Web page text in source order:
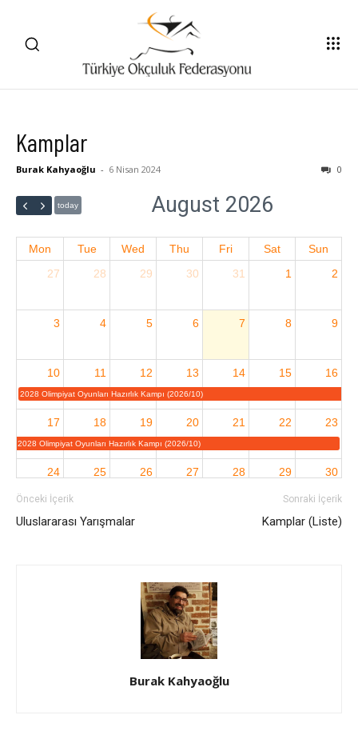
Kamplar
Burak Kahyaoğlu - 6 Nisan 2024 0
today August 2026
Mon Tue Wed Thu Fri Sat
Sun
27
28 29 30 31 1 2
3 4 5 6 7 8 9
10
2028 Olimpiyat Oyunları Hazırlık Kampı (2026/10)
11 12 13 14 15 16
17
2028 Olimpiyat Oyunları Hazırlık Kampı (2026/10)
18 19 20 21 22 23
24 25 26 27 28 29 30
31 1 5 6
Önceki İçerik
Uluslararası Yarışmalar
Sonraki İçerik
Kamplar (Liste)
Burak Kahyaoğlu